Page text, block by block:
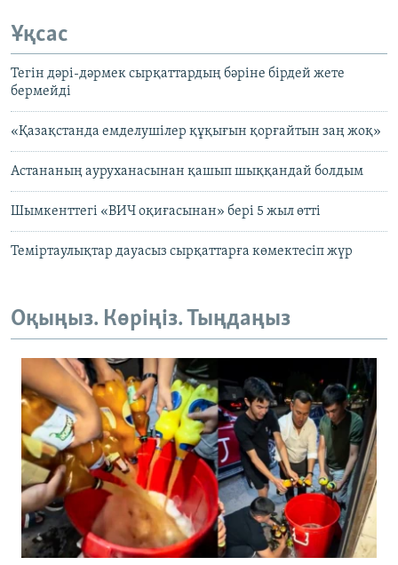
Ұқсас
Тегін дәрі-дәрмек сырқаттардың бәріне бірдей жете
бермейді
«Қазақстанда емделушілер құқығын қорғайтын заң жоқ»
Астананың ауруханасынан қашып шыққандай болдым
Шымкенттегі «ВИЧ оқиғасынан» бері 5 жыл өтті
Теміртаулықтар дауасыз сырқаттарға көмектесіп жүр
Оқыңыз. Көріңіз. Тыңдаңыз